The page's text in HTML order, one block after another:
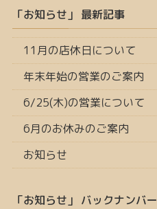
「お知らせ」 最新記事
11月の店休日について
年末年始の営業のご案内
6/25(木)の営業について
6月のお休みのご案内
お知らせ
「お知らせ」 バックナンバー